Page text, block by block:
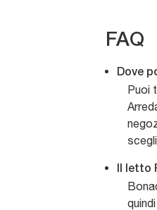
FAQ
Dove
Puoi
Il letto